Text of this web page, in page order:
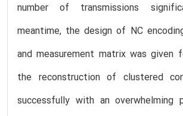
number of transmissions
meantime, the design of NC
and measurement matrix was given
the reconstruction of clustered
successfully with an overwhelming